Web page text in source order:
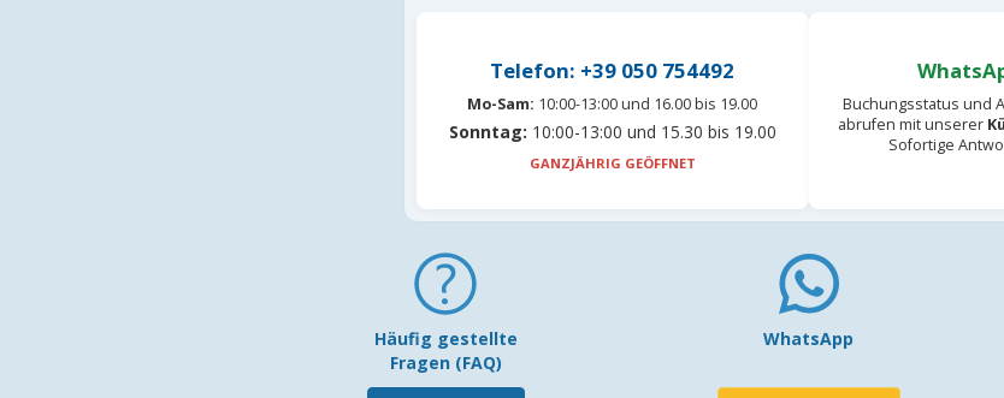
Telefon: +39 050 754492
Mo-Sam: 10:00-13:00 und 16.00 bis 19.00
Sonntag: 10:00-13:00 und 15.30 bis 19.00
GANZJÄHRIG GEÖFFNET
Buchungsstatus und
abrufen mit unserer
Sofortige
Häufig gestellte
Fragen (FAQ)
WhatsApp